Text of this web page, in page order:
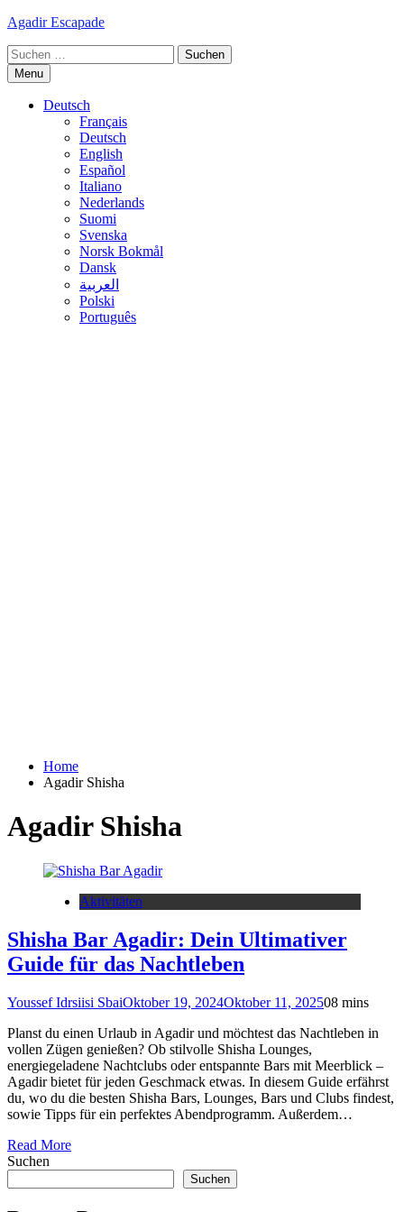
Skip
content
Agadir Escapade
Suche
nach:
Menu
Deutsch
Français
Deutsch
English
Español
Italiano
Nederlands
Suomi
Svenska
Norsk Bokmål
Dansk
العربية
Polski
Português
Home
Agadir Shisha
Agadir Shisha
Aktivitäten
Shisha Bar Agadir: Dein Ultimativer
Guide für das Nachtleben
Youssef Idrsiisi SbaiOktober 19, 2024Oktober 11, 202508 mins
Planst du einen Urlaub in Agadir und möchtest das Nachtleben in
vollen Zügen genießen? Ob stilvolle Shisha Lounges,
energiegeladene Nachtclubs oder entspannte Bars mit Meerblick –
Agadir bietet für jeden Geschmack etwas. In diesem Guide erfährst
du, wo du die besten Shisha Bars, Lounges, Bars und Clubs findest,
sowie Tipps für ein perfektes Abendprogramm. Außerdem…
Read More
Suchen
Suchen